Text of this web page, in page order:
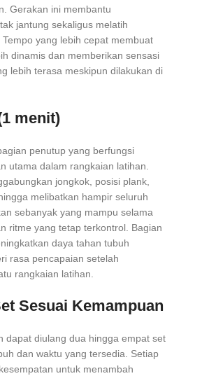
Gerakan ini membantu
jantung sekaligus melatih
yang lebih cepat membuat
dinamis dan memberikan sensasi
lebih terasa meskipun dilakukan di
menit)
penutup yang berfungsi
utama dalam rangkaian latihan.
jongkok, posisi plank,
melibatkan hampir seluruh
sebanyak yang mampu selama
ritme yang tetap terkontrol. Bagian
daya tahan tubuh
rasa pencapaian setelah
rangkaian latihan.
Sesuai Kemampuan
dapat diulang dua hingga empat set
dan waktu yang tersedia. Setiap
untuk menambah